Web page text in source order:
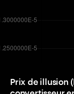
Prix de illusion